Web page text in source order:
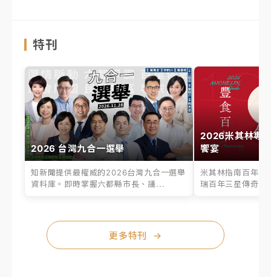
特刊
2026 台灣九合一選舉
知新聞提供最權威的2026台灣九合一選舉
資料庫。即時掌握六都縣市長、議...
2026米其林專
饗宴
米其林指南百年之
瑞百年三星傳奇、
更多特刊 →